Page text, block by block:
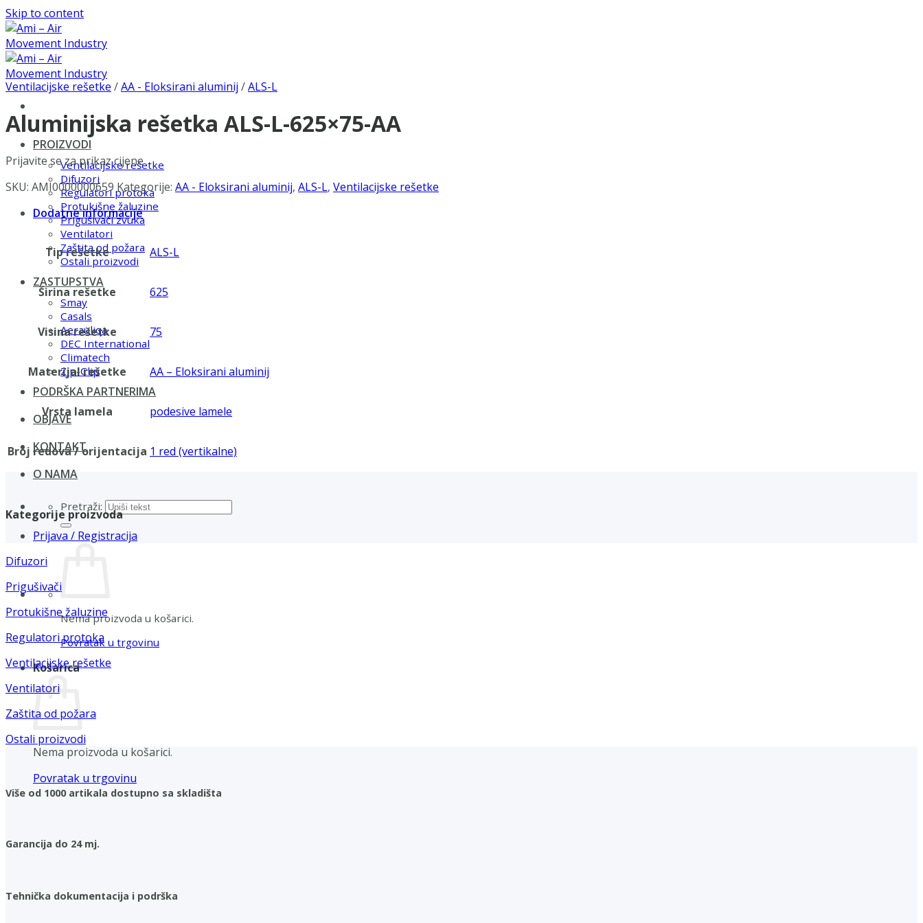
Skip to content
PROIZVODI
Ventilacijske rešetke
Difuzori
Regulatori protoka
Protukišne žaluzine
Prigušivači zvuka
Ventilatori
Zaštita od požara
Ostali proizvodi
ZASTUPSTVA
Smay
Casals
Aerauliqa
DEC International
Climatech
Zip-Clip
PODRŠKA PARTNERIMA
OBJAVE
KONTAKT
O NAMA
Pretraži:
Prijava / Registracija
Nema proizvoda u košarici.
Povratak u trgovinu
Košarica
Nema proizvoda u košarici.
Povratak u trgovinu
Ventilacijske rešetke /AA - Eloksirani aluminij /ALS-L
Aluminijska rešetka ALS-L-625×75-AA
Prijavite se za prikaz cijene
SKU: AMI0000000659 Kategorije: AA - Eloksirani aluminij, ALS-L, Ventilacijske rešetke
Dodatne informacije
Tip rešetke ALS-L
Širina rešetke 625
Visina rešetke 75
Materijal rešetke AA – Eloksirani aluminij
Vrsta lamela podesive lamele
Broj redova / orijentacija 1 red (vertikalne)
Kategorije proizvoda
Difuzori
Prigušivači
Protukišne žaluzine
Regulatori protoka
Ventilacijske rešetke
Ventilatori
Zaštita od požara
Ostali proizvodi
Više od 1000 artikala dostupno sa skladišta
Garancija do 24 mj.
Tehnička dokumentacija i podrška